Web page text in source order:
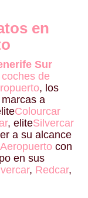
en
Sur
coches de
, los
a
Colourcar
, eliteSilvercar
a su alcance
con
en sus
, Redcar,